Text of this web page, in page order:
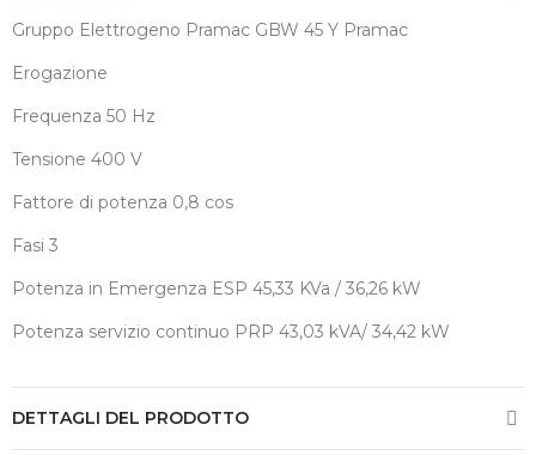
Gruppo Elettrogeno Pramac GBW 45 Y Pramac
Erogazione
Frequenza 50 Hz
Tensione 400 V
Fattore di potenza 0,8 cos
Fasi 3
Potenza in Emergenza ESP 45,33 KVa / 36,26 kW
Potenza servizio continuo PRP 43,03 kVA/ 34,42 kW
DETTAGLI DEL PRODOTTO